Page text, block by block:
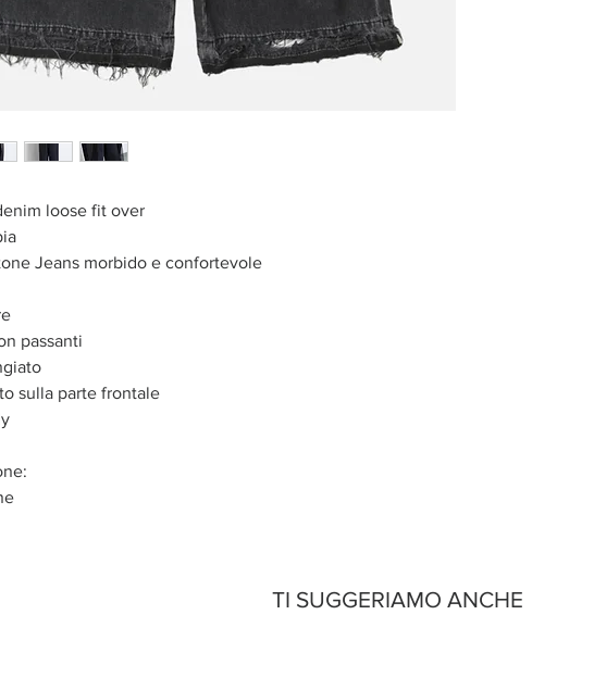
loose fit over
Jeans morbido e confortevole
passanti
sulla parte frontale
TI SUGGERIAMO ANCHE